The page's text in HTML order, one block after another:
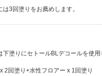
3回塗りをお薦めします。
塗りにセトールBLデコールを使用
回塗り+水性フロアー x 1回塗り